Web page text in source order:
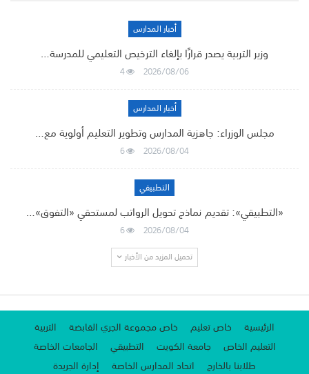
أخبار المدارس
وزير التربية يصدر قرارًا بإلغاء الترخيص التعليمي للمدرسة…
2026/08/06
4
أخبار المدارس
مجلس الوزراء: جاهزية المدارس وتطوير التعليم أولوية مع…
2026/08/04
6
التطبيقي
«التطبيقي»: تقديم نماذج تحويل الرواتب لمستحقي «التفوق»…
2026/08/04
6
تحميل المزيد من الأخبار
الرئيسية خاص تعليم خاص مجموعة الجري القابضة
التربية
التعليم الخاص
جامعة الكويت التطبيقي
الجامعات الخاصة
طلابنا بالخارج
اتحاد المدارس الخاصة إدارة الجريدة